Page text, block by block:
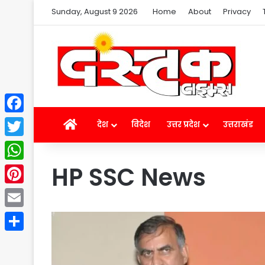
Sunday, August 9 2026 Home About Privacy
Homeदेश विदेश उत्तर प्रदेश उत्तराखंड
HP SSC News
Facebook
Twitter
WhatsApp
Pinterest
Email